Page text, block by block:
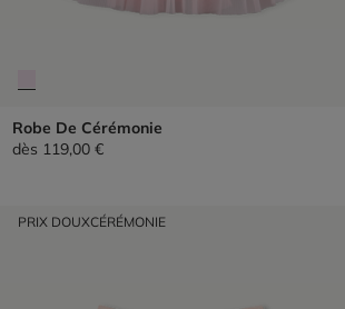
Robe De Cérémonie
dès 119,00 €
PRIX DOUXCÉRÉMONIE